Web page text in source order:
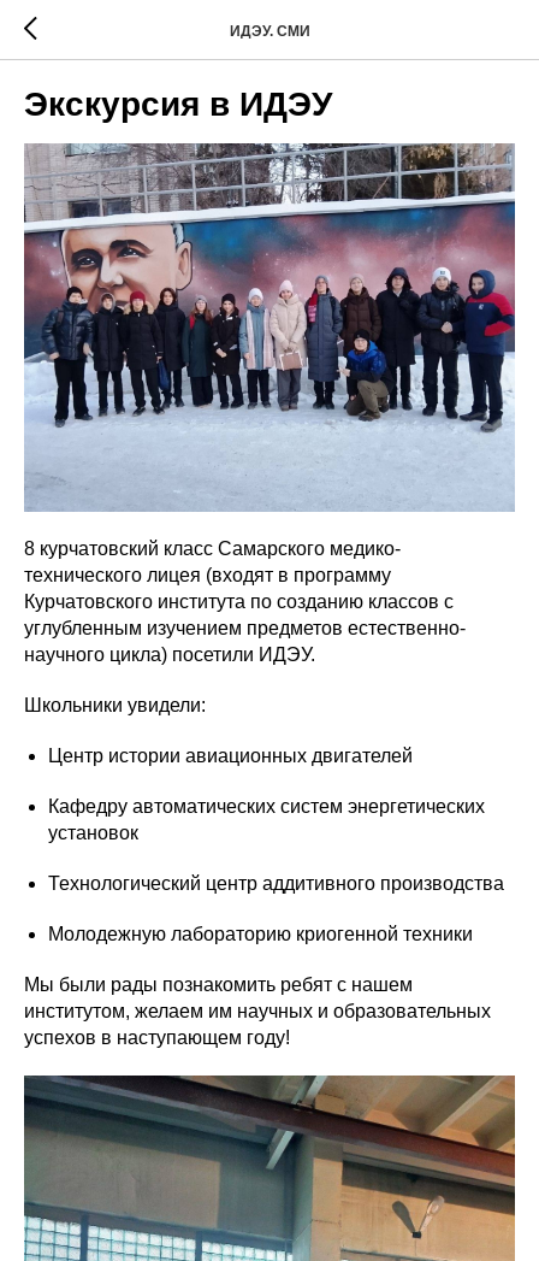
ИДЭУ. СМИ
Экскурсия в ИДЭУ
8 курчатовский класс Самарского медико-
технического лицея (входят в программу
Курчатовского института по созданию классов с
углубленным изучением предметов естественно-
научного цикла) посетили ИДЭУ.
Школьники увидели:
Центр истории авиационных двигателей
Кафедру автоматических систем энергетических
установок
Технологический центр аддитивного производства
Молодежную лабораторию криогенной техники
Мы были рады познакомить ребят с нашем
институтом, желаем им научных и образовательных
успехов в наступающем году!